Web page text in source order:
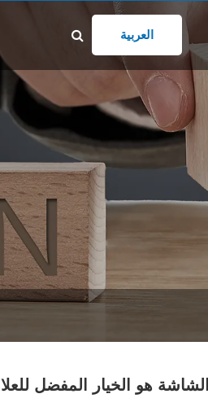
بريد إلكتروني
xinsen@gd-xs.com
العربية
هو الخيار المفضل